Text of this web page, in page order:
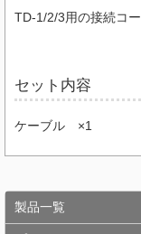
TD-1/2/3用の接続コ
セット内容
ケーブル ×1
製品一覧